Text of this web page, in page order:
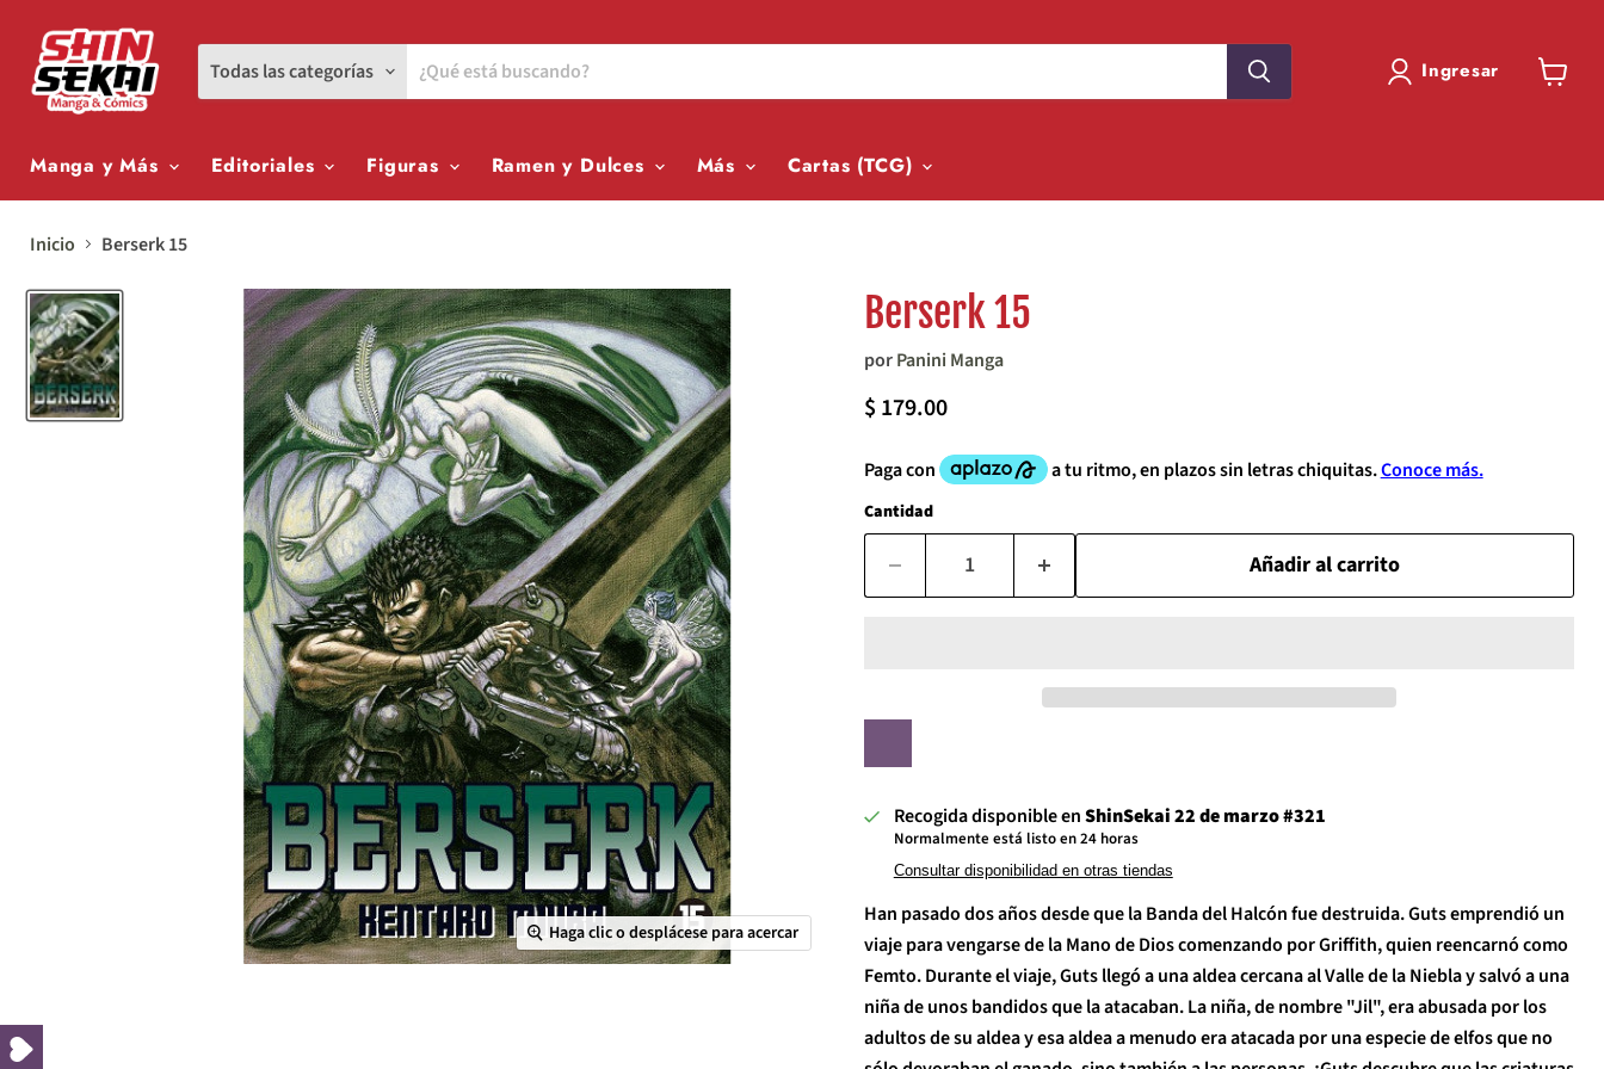
Todas las categorías
Ingresar
Manga y Más Editoriales Figuras Ramen y Dulces Más Cartas (TCG)
Inicio Berserk 15
Haga clic o desplácese para acercar
Berserk 15
porPanini Manga
Precio actual
$ 179.00
Cantidad
Añadir al carrito
Recogida disponible enShinSekai 22 de marzo #321
Normalmente está listo en 24 horas
Consultar disponibilidad en otras tiendas
Han pasado dos años desde que la Banda del Halcón fue destruida. Guts emprendió un
viaje para vengarse de la Mano de Dios comenzando por Griffith, quien reencarnó como
Femto. Durante el viaje, Guts llegó a una aldea cercana al Valle de la Niebla y salvó a una
niña de unos bandidos que la atacaban. La niña, de nombre "Jil", era abusada por los
adultos de su aldea y esa aldea a menudo era atacada por una especie de elfos que no